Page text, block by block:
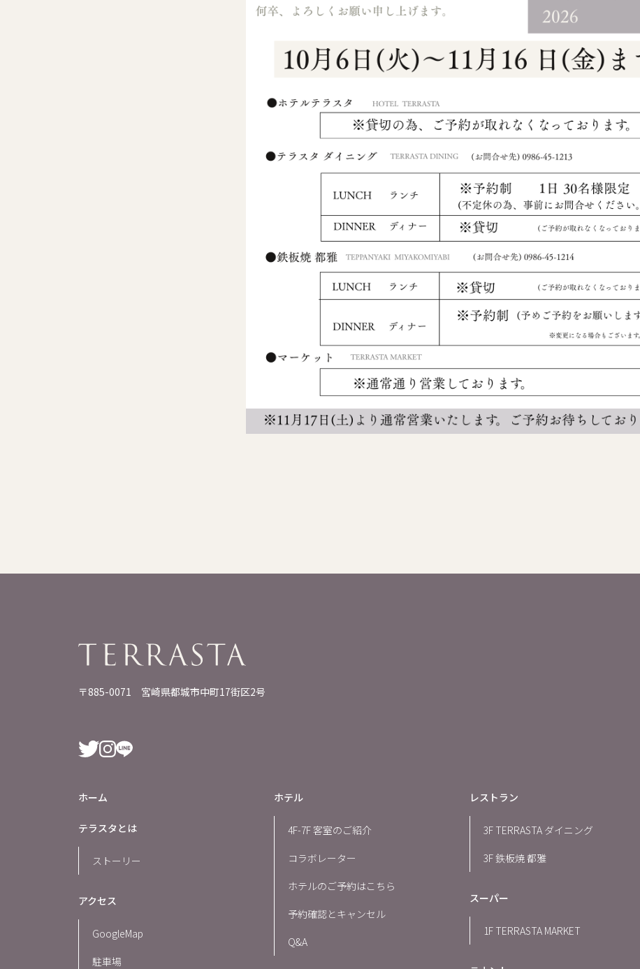
〒885-0071 宮崎県都城市中町17街区2号
ホーム
テラスタとは
ストーリー
アクセス
GoogleMap
駐車場
ホテル
4F-7F 客室のご紹介
コラボレーター
ホテルのご予約はこちら
予約確認とキャンセル
Q&A
レストラン
3F TERRASTA ダイニング
3F 鉄板焼 都雅
スーパー
1F TERRASTA MARKET